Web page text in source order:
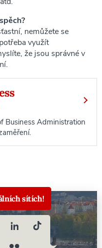
nemůžete se
využít
že jsou správné v
Business Administration
sítích!